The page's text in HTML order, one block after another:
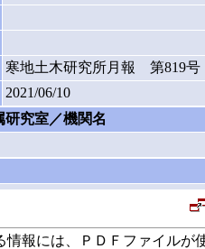
寒地土木研究所月報 第819号
2021/06/10
研究室／機関名
情報には、ＰＤＦファイル